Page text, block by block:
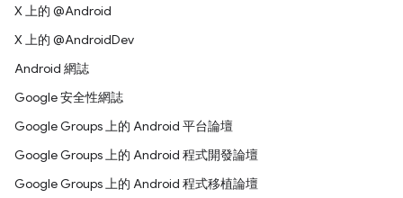
X 上的 @Android
X 上的 @AndroidDev
Android 網誌
Google 安全性網誌
Google Groups 上的 Android 平台論壇
Google Groups 上的 Android 程式開發論壇
Google Groups 上的 Android 程式移植論壇